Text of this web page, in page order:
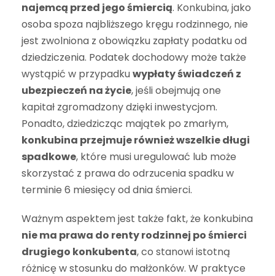
najemcą przed jego śmiercią. Konkubina, jako
osoba spoza najbliższego kręgu rodzinnego, nie
jest zwolniona z obowiązku zapłaty podatku od
dziedziczenia. Podatek dochodowy może także
wystąpić w przypadkuwypłaty świadczeń z
ubezpieczeń na życie, jeśli obejmują one
kapitał zgromadzony dzięki inwestycjom.
Ponadto, dziedzicząc majątek po zmarłym,
konkubina przejmuje również wszelkie długi
spadkowe, które musi uregulować lub może
skorzystać z prawa do odrzucenia spadku w
terminie 6 miesięcy od dnia śmierci.
Ważnym aspektem jest także fakt, że konkubina
nie ma prawa do renty rodzinnej po śmierci
drugiego konkubenta, co stanowi istotną
różnicę w stosunku do małżonków. W praktyce